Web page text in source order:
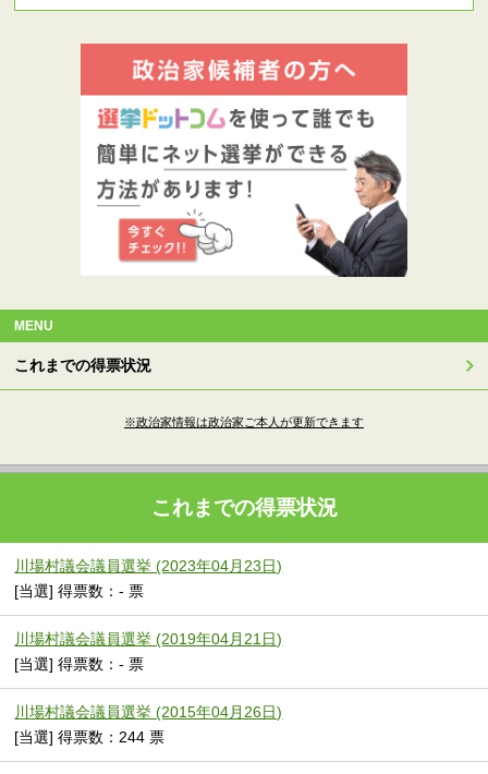
MENU
これまでの得票状況
※政治家情報は政治家ご本人が更新できます
これまでの得票状況
川場村議会議員選挙 (2023年04月23日)
[当選] 得票数：- 票
川場村議会議員選挙 (2019年04月21日)
[当選] 得票数：- 票
川場村議会議員選挙 (2015年04月26日)
[当選] 得票数：244 票